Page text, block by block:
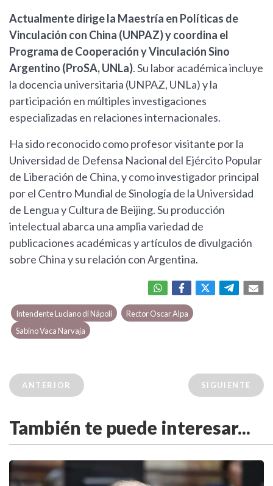
Actualmente dirige la Maestría en Políticas de
Vinculación con China (UNPAZ) y coordina el
Programa de Cooperación y Vinculación Sino
Argentino (ProSA, UNLa). Su labor académica incluye
la docencia universitaria (UNPAZ, UNLa) y la
participación en múltiples investigaciones
especializadas en relaciones internacionales.
Ha sido reconocido como profesor visitante por la
Universidad de Defensa Nacional del Ejército Popular
de Liberación de China, y como investigador principal
por el Centro Mundial de Sinología de la Universidad
de Lengua y Cultura de Beijing. Su producción
intelectual abarca una amplia variedad de
publicaciones académicas y artículos de divulgación
sobre China y su relación con Argentina.
Intendente Luciano di Nápoli
Rector Oscar Alpa
Sabino Vaca Narvaja
ANTERIOR SIGUIENTE
También te puede interesar...